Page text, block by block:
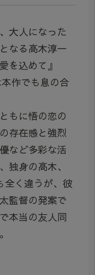
大人になった
なる高木淳一
を込めて』
作でも息の合
もに悟の恋の
存在感と強烈
など多彩な活
独身の高木、
全く違うが、彼
監督の発案で
本当の友人同